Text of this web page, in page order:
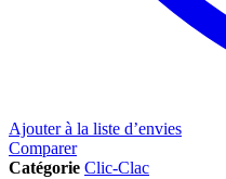
Ajouter à la liste d’envies
Comparer
Catégorie Clic-Clac